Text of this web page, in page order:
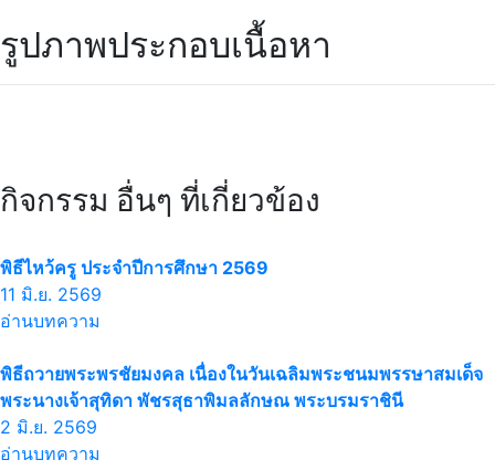
รูปภาพประกอบเนื้อหา
กิจกรรม อื่นๆ ที่เกี่ยวข้อง
พิธีไหว้ครู ประจำปีการศึกษา 2569
11 มิ.ย. 2569
อ่านบทความ
พิธีถวายพระพรชัยมงคล เนื่องในวันเฉลิมพระชนมพรรษาสมเด็จ
พระนางเจ้าสุทิดา พัชรสุธาพิมลลักษณ พระบรมราชินี
2 มิ.ย. 2569
อ่านบทความ